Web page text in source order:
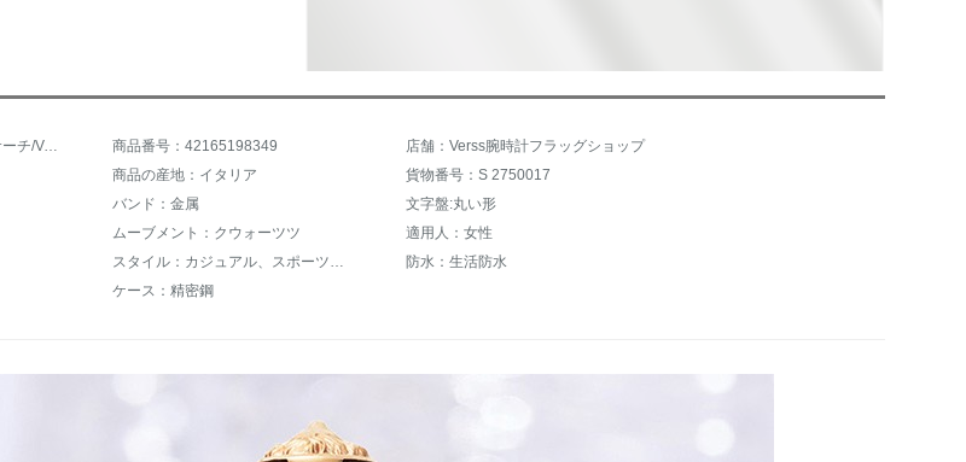
商品名称：Versaceヴェルサーチ/Vers範瑟糸女史腕時計バラゴールドカジュアルクウォークライトラグジュアリーチェーンレリーフファッション女表S 2730017 商品番号：42165198349
店舗：Verss腕時計フラッグショップ
商品の産地：イタリア
貨物番号：S 2750017
バンド：金属
文字盤:丸い形
ムーブメント：クウォーツツ
適用人：女性
スタイル：カジュアル、スポーツ、シンプル、可愛い
防水：生活防水
ケース：精密鋼